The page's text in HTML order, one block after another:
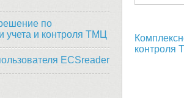
по
учета и контроля ТМЦ
ECSreader